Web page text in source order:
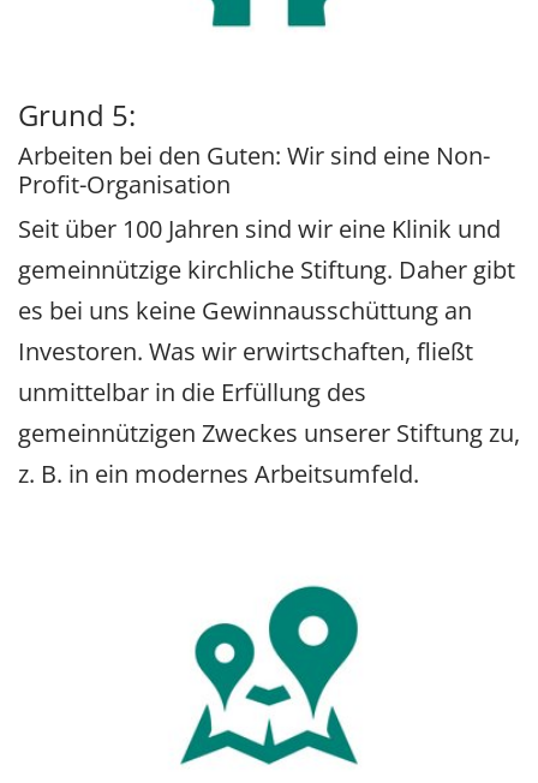
Grund 5:
Arbeiten bei den Guten: Wir sind eine Non-
Profit-Organisation
Seit über 100 Jahren sind wir eine Klinik und
gemeinnützige kirchliche Stiftung. Daher gibt
es bei uns keine Gewinnausschüttung an
Investoren. Was wir erwirtschaften, fließt
unmittelbar in die Erfüllung des
gemeinnützigen Zweckes unserer Stiftung zu,
z. B. in ein modernes Arbeitsumfeld.